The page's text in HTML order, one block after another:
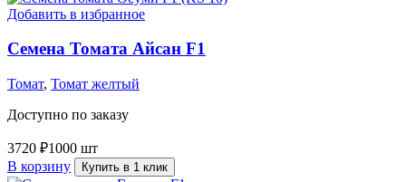
Добавить в избранное
Семена Томата Айсан F1
Томат, Томат желтый
Доступно по заказу
3720 ₽1000 шт
В корзину
Купить в 1 клик